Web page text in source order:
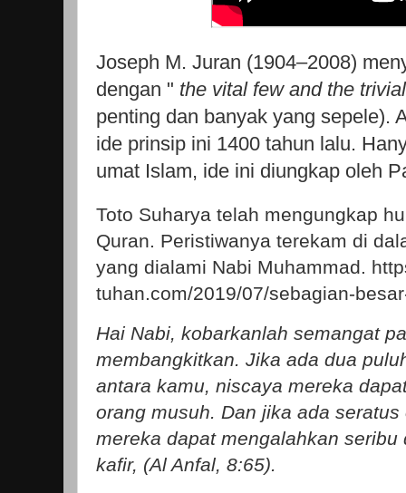
Joseph M. Juran (1904–2008)
dengan " the vital few and the
penting dan banyak yang sepele).
ide prinsip ini 1400 tahun lalu.
umat Islam, ide ini diungkap oleh
Toto Suharya telah mengungkap
Quran. Peristiwanya terekam di
yang dialami Nabi Muhammad.
tuhan.com/2019/07/sebagian-
Hai Nabi, kobarkanlah semangat
membangkitkan. Jika ada dua
antara kamu, niscaya mereka
orang musuh. Dan jika ada
mereka dapat mengalahkan seribu
kafir, (Al Anfal, 8:65).